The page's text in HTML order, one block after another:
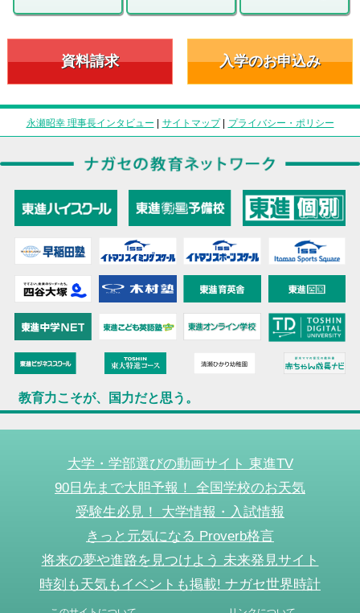
資料請求 入学のお申込み
永瀬昭幸 理事長インタビュー | サイトマップ| プライバシー・ポリシー
教育力こそが、国力だと思う。
大学・学部選びの動画サイト 東進TV
90日先まで大胆予報！ 全国学校のお天気
受験生必見！ 大学情報・入試情報
きっと元気になる Proverb格言
将来の夢や進路を見つけよう 未来発見サイト
時刻も天気もイベントも掲載! ナガセ世界時計